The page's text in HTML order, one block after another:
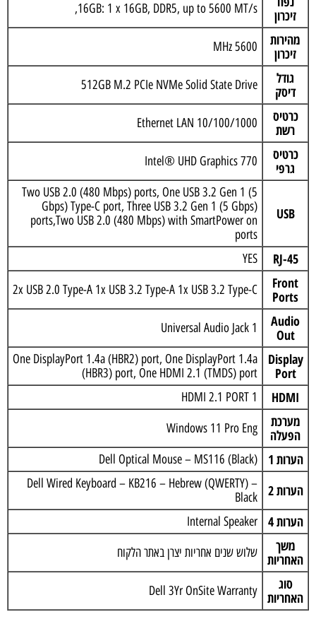
זיכרון
16GB: 1 x 16GB, DDR5, up to 5600 MT/s,
מהירות
זיכרון
5600 MHz
גודל
דיסק
512GB M.2 PCIe NVMe Solid State Drive
כרטיס
רשת
Ethernet LAN 10/100/1000
כרטיס
גרפי
Intel® UHD Graphics 770
USB
Two USB 2.0 (480 Mbps) ports, One USB 3.2 Gen 1 (5
Gbps) Type-C port, Three USB 3.2 Gen 1 (5 Gbps)
ports,Two USB 2.0 (480 Mbps) with SmartPower on
ports
RJ-45
YES
Front
Ports
2x USB 2.0 Type-A 1x USB 3.2 Type-A 1x USB 3.2 Type-C
Audio
Out
Display
Port
One DisplayPort 1.4a (HBR2) port, One DisplayPort 1.4a
(HBR3) port, One HDMI 2.1 (TMDS) port
HDMI
מערכת
הפעלה
Windows 11 Pro Eng
הערות 1 Dell Optical Mouse – MS116 (Black)
הערות 2
Dell Wired Keyboard – KB216 – Hebrew (QWERTY) –
Black
הערות 4 Internal Speaker
משך
האחריות
שלוש שנים אחריות יצרן באתר הלקוח
סוג
האחריות
Dell 3Yr OnSite Warranty